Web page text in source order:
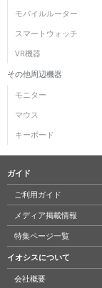
モバイルルーター
スマートウォッチ
VR機器
その他周辺機器
モニター
マウス
キーボード
ガイド
ご利用ガイド
メディア掲載情報
特集ページ一覧
イオシスについて
会社概要